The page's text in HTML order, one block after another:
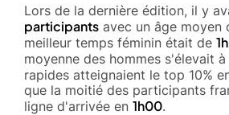
Lors de la dernière édition, il y
participants avec un âge moyen
meilleur temps féminin était de
moyenne des hommes s'élevait à
rapides atteignaient le top 10%
que la moitié des participants
ligne d'arrivée en 1h00.